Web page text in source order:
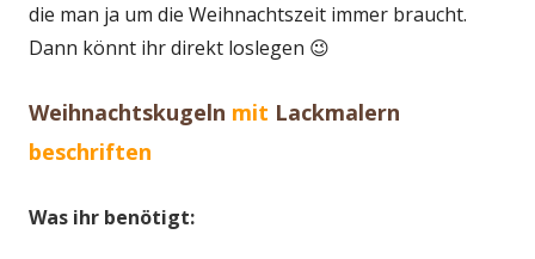
die man ja um die Weihnachtszeit immer braucht.
Dann könnt ihr direkt loslegen 😉
Weihnachtskugeln mit Lackmalern
beschriften
Was ihr benötigt: